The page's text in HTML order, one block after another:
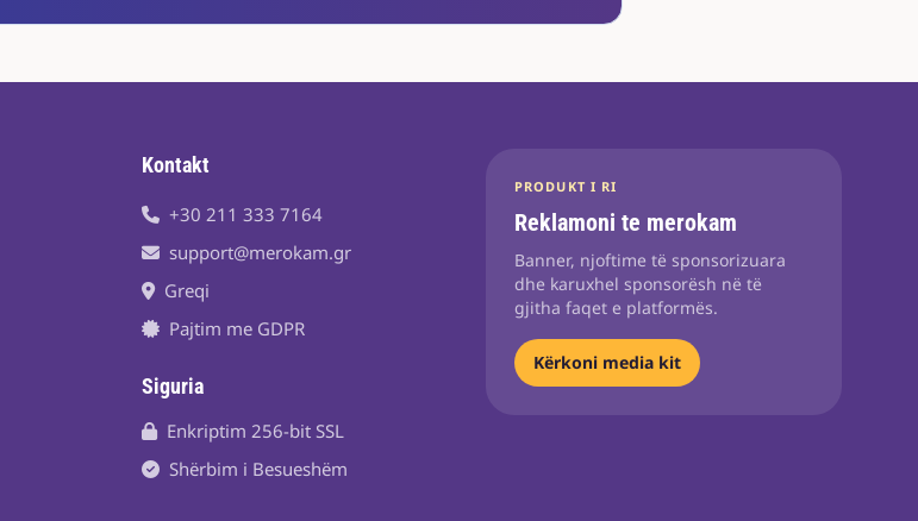
Kontakt
+30 211 333 7164
support@merokam.gr
Greqi
Pajtim me GDPR
Siguria
Enkriptim 256-bit SSL
Shërbim i Besueshëm
PRODUKT I RI
Reklamoni te merokam
Banner, njoftime të sponsorizuara
dhe karuxhel sponsorësh në të
gjitha faqet e platformës.
Kërkoni media kit